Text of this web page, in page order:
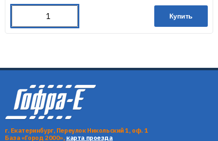
Купить
г. Екатеринбург, Переулок Никольский 1, оф. 1
База «Город 2000», карта проезда